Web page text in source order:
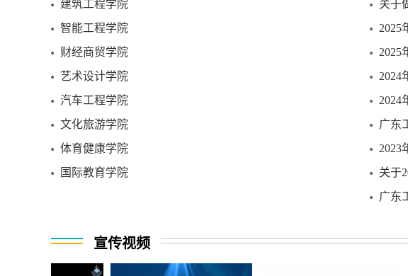
建筑工程学院
智能工程学院
财经商贸学院
艺术设计学院
汽车工程学院
文化旅游学院
体育健康学院
国际教育学院
关于
2025
2025
2024
2024
广东
2023
关于
广东
宣传视频